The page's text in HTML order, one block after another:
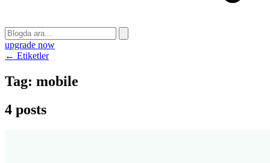
upgrade now
← Etiketler
Tag: mobile
4 posts